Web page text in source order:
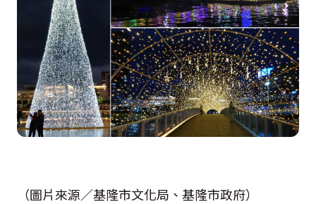
（圖片來源／基隆市文化局、基隆市政府）